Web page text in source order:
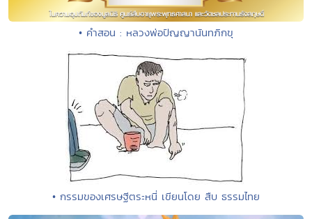
• คำสอน : หลวงพ่อปัญญานันทภิกขุ
• กรรมของเศรษฐีตระหนี่ เขียนโดย สืบ ธรรมไทย